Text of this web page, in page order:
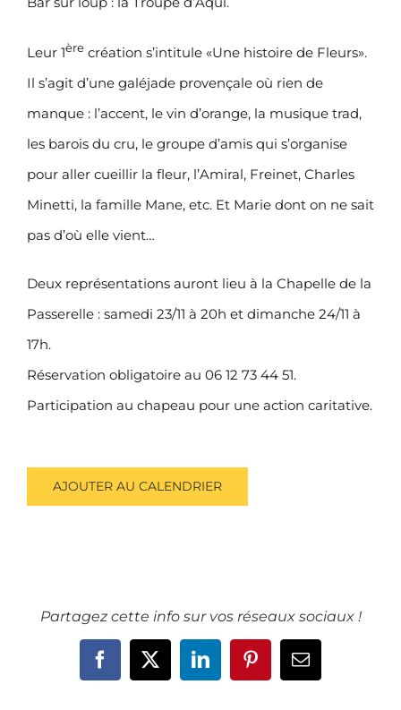
Leur 1ère création s’intitule «Une histoire de Fleurs».
Il s’agit d’une galéjade provençale où rien de
manque : l’accent, le vin d’orange, la musique trad,
les barois du cru, le groupe d’amis qui s’organise
pour aller cueillir la fleur, l’Amiral, Freinet, Charles
Minetti, la famille Mane, etc. Et Marie dont on ne sait
pas d’où elle vient…
Deux représentations auront lieu à la Chapelle de la
Passerelle : samedi 23/11 à 20h et dimanche 24/11 à
17h.
Réservation obligatoire au 06 12 73 44 51.
Participation au chapeau pour une action caritative.
AJOUTER AU CALENDRIER
Partagez cette info sur vos réseaux sociaux !
Facebook
X LinkedInPinterestEmail